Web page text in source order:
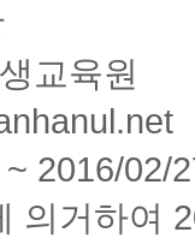
교육원
2016/02/
의거하여